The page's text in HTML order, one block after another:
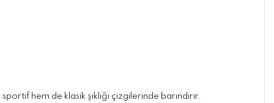
sportif hem de klasik şıklığı çizgilerinde barındırır.